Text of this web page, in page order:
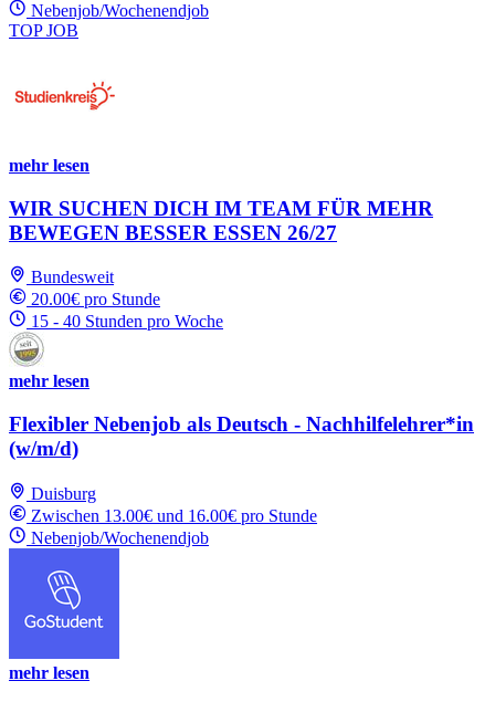
Nebenjob/Wochenendjob
TOP JOB
mehr lesen
WIR SUCHEN DICH IM TEAM FÜR MEHR
BEWEGEN BESSER ESSEN 26/27
Bundesweit
20.00€ pro Stunde
15 - 40 Stunden pro Woche
mehr lesen
Flexibler Nebenjob als Deutsch - Nachhilfelehrer*in
(w/m/d)
Duisburg
Zwischen 13.00€ und 16.00€ pro Stunde
Nebenjob/Wochenendjob
mehr lesen